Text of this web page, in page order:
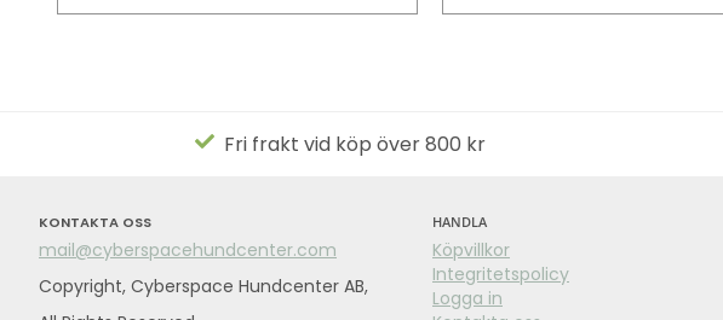
Fri frakt vid köp över 800 kr
KONTAKTA OSS
mail@cyberspacehundcenter.com
Copyright, Cyberspace Hundcenter AB,
HANDLA
Köpvillkor
Integritetspolicy
Logga in